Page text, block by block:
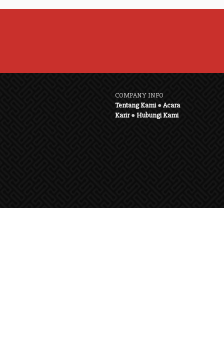
COMPANY INFO
Tentang Kami●Acara
Karir●Hubungi Kami